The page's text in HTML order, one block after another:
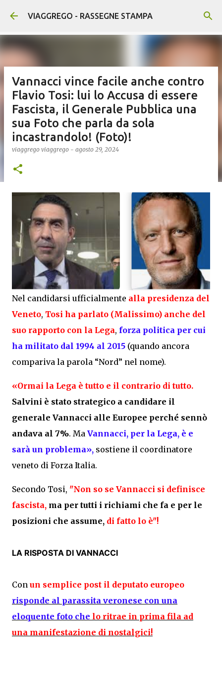
Passa ai contenuti principali
VIAGGREGO - RASSEGNE STAMPA
Vannacci vince facile anche contro
Flavio Tosi: lui lo Accusa di essere
Fascista, il Generale Pubblica una
sua Foto che parla da sola
incastrandolo! (Foto)!
viaggrego viaggrego - agosto 29, 2024
Nel candidarsi ufficialmente alla presidenza del
Veneto, Tosi ha parlato (Malissimo) anche del
suo rapporto con la Lega, forza politica per cui
ha militato dal 1994 al 2015 (quando ancora
compariva la parola “Nord” nel nome).
«Ormai la Lega è tutto e il contrario di tutto.
Salvini è stato strategico a candidare il
generale Vannacci alle Europee perché sennò
andava al 7%. Ma Vannacci, per la Lega, è e
sarà un problema», sostiene il coordinatore
veneto di Forza Italia.
Secondo Tosi, "Non so se Vannacci si definisce
fascista, ma per tutti i richiami che fa e per le
posizioni che assume, di fatto lo è"!
LA RISPOSTA DI VANNACCI
Con un semplice post il deputato europeo
risponde al parassita veronese con una
eloquente foto che lo ritrae in prima fila ad
una manifestazione di nostalgici!